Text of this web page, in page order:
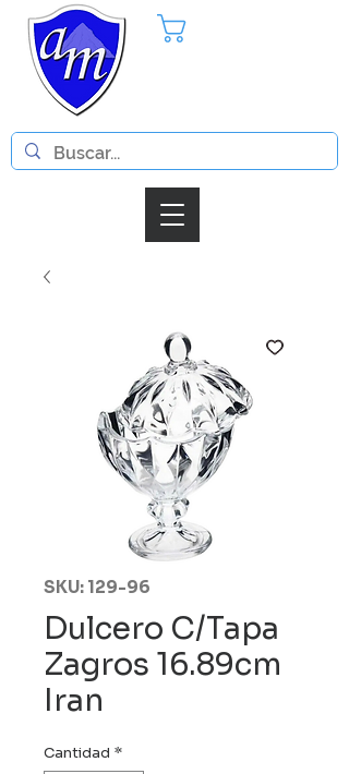
SKU: 129-96
Dulcero C/Tapa
Zagros 16.89cm
Iran
Cantidad *